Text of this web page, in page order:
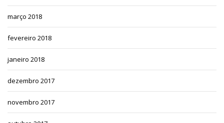
março 2018
fevereiro 2018
janeiro 2018
dezembro 2017
novembro 2017